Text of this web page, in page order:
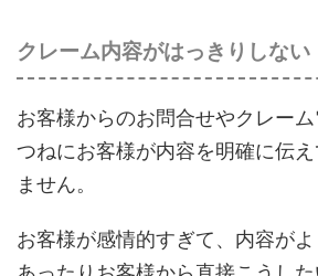
クレーム内容がはっきりしない
お客様からのお問合せやクレーム
つねにお客様が内容を明確に伝
ません。
お客様が感情的すぎて、内容が